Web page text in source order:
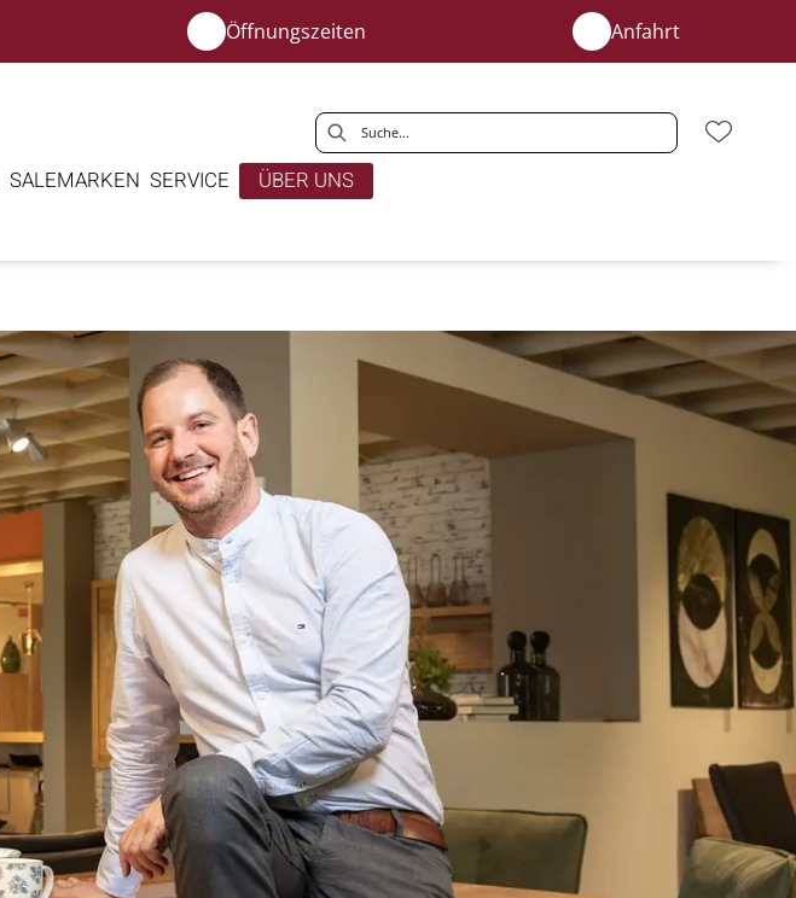
Öffnungszeiten Anfahrt
SALEMARKEN SERVICE ÜBER UNS